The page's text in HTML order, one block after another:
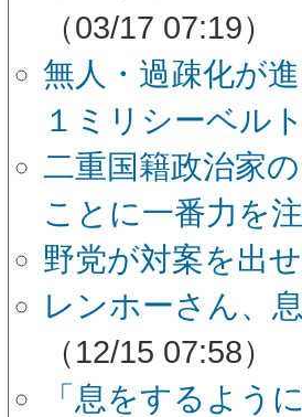
（03/17 07:19）
無人・過疎化が
１ミリシーベル
二重国籍政治家
ことに一番力を
野党が対案を出
レンホーさん、
（12/15 07:58）
「息をするよう